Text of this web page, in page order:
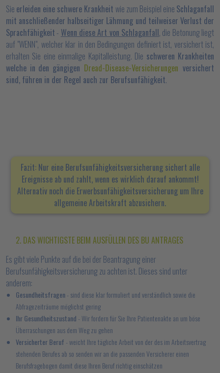
Sie erleiden eine schwere Krankheit wie zum Beispiel eine Schlaganfall
mit anschließender halbseitiger Lähmung und teilweiser Verlust der
Sprachfähigkeit - Wenn diese Art von Schlaganfall, die Betonung liegt
auf "WENN", welcher klar in den Bedingungen definiert ist, versichert ist,
erhalten Sie eine einmalige Kapitalleistung. Die schweren Krankheiten
welche in den gängigen Dread-Disease-Versicherungen versichert
sind, führen in der Regel auch zur Berufsunfähigkeit.
Fazit: Nur eine Berufsunfähigkeitsversicherung sichert alle
Ereignisse ab und zahlt, wenn es wirklich darauf ankommt!
Alternativ noch die Erwerbsunfähigkeitsversicherung um Ihre
allgemeine Arbeitskraft abzusichern.
2. DAS WICHTIGSTE BEIM AUSFÜLLEN DES BU ANTRAGES
Es gibt viele Punkte auf die bei der Beantragung einer
Berufsunfähigkeitsversicherung zu achten ist. Dieses sind unter
anderem:
Gesundheitsfragen- sind diese klar formuliert und verständlich sowie die
Abfragezeiträume möglichst gering
Ihr Gesundheitszustand - Wir fordern für Sie Ihre Patientenakte an um böse
Überraschungen aus dem Weg zu gehen
Versicherter Beruf - weicht Ihre tägliche Arbeit von der des im Arbeitsvertrag
stehenden Berufes ab so senden wir an die passenden Versicherer einen
Berufsfragebogen damit diese Ihren Beruf richtig einschätzen